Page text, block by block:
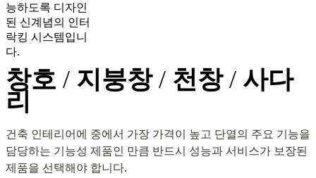
능하도록 디자인
된 신계념의 인터
락킹 시스템입니
다.
창호 / 지붕창/ 천창 / 사다
리
건축 인테리어에 중에서 가장 가격이 높고 단열의 주요 기능을
담당하는 기능성 제품인 만큼 반드시 성능과 서비스가 보장된
제품을 선택해야 합니다.